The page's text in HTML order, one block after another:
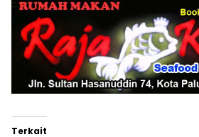
Terkait